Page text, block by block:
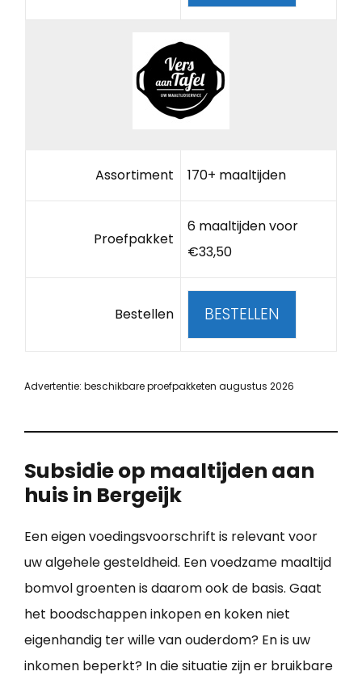
Assortiment 170+ maaltijden
Proefpakket
6 maaltijden voor
€33,50
Bestellen BESTELLEN
Advertentie: beschikbare proefpakketen augustus 2026
Subsidie op maaltijden aan
huis in Bergeijk
Een eigen voedingsvoorschrift is relevant voor
uw algehele gesteldheid. Een voedzame maaltijd
bomvol groenten is daarom ook de basis. Gaat
het boodschappen inkopen en koken niet
eigenhandig ter wille van ouderdom? En is uw
inkomen beperkt? In die situatie zijn er bruikbare